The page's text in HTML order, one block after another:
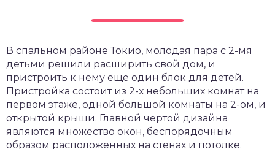
В спальном районе Токио, молодая пара с 2-мя
детьми решили расширить свой дом, и
пристроить к нему еще один блок для детей.
Пристройка состоит из 2-х небольших комнат на
первом этаже, одной большой комнаты на 2-ом, и
открытой крыши. Главной чертой дизайна
являются множество окон, беспорядочным
образом расположенных на стенах и потолке.